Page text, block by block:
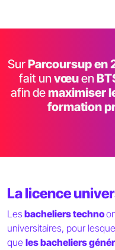
SurParcoursup en
fait unvœuen
afin demaximiser
formation
La licence
Les bacheliers techno
universitaires, pour
que les bacheliers